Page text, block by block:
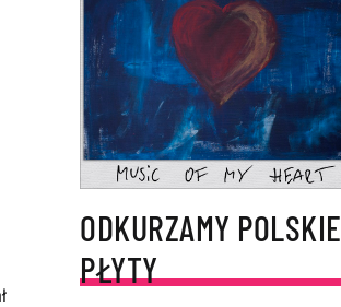
ODKURZAMY POLSKIE
PŁYTY